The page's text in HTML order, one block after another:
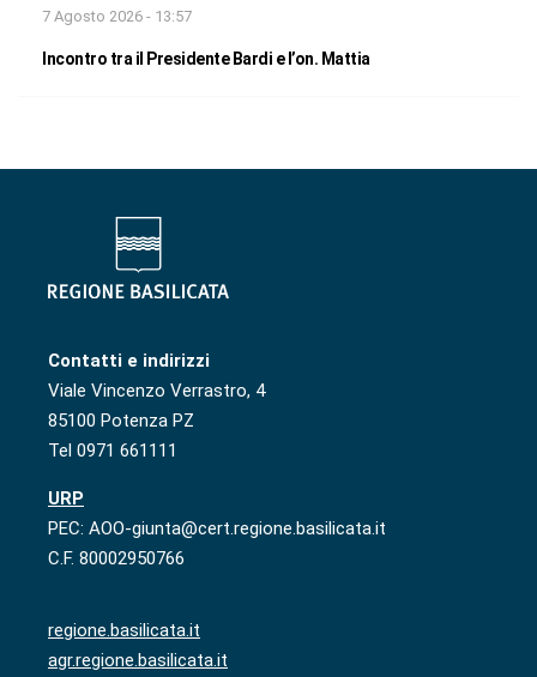
7 Agosto 2026 - 13:57
Incontro tra il Presidente Bardi e l’on. Mattia
Contatti e indirizzi
Viale Vincenzo Verrastro, 4
85100 Potenza PZ
Tel 0971 661111
URP
PEC: AOO-giunta@cert.regione.basilicata.it
C.F. 80002950766
regione.basilicata.it
agr.regione.basilicata.it